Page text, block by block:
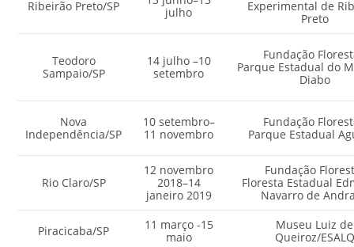
Ribeirão Preto/SP
julho
Experimental de
Preto
Teodoro
Sampaio/SP
14 julho –10
setembro
Fundação
Parque Estadual do
Diabo
Nova
Independência/SP
10 setembro–
11 novembro
Fundação
Parque Estadual
Rio Claro/SP
12 novembro
2018–14
janeiro 2019
Fundação
Floresta Estadual
Navarro de
Piracicaba/SP
11 março -15
maio
Museu Luiz de
Queiroz/ESALQ